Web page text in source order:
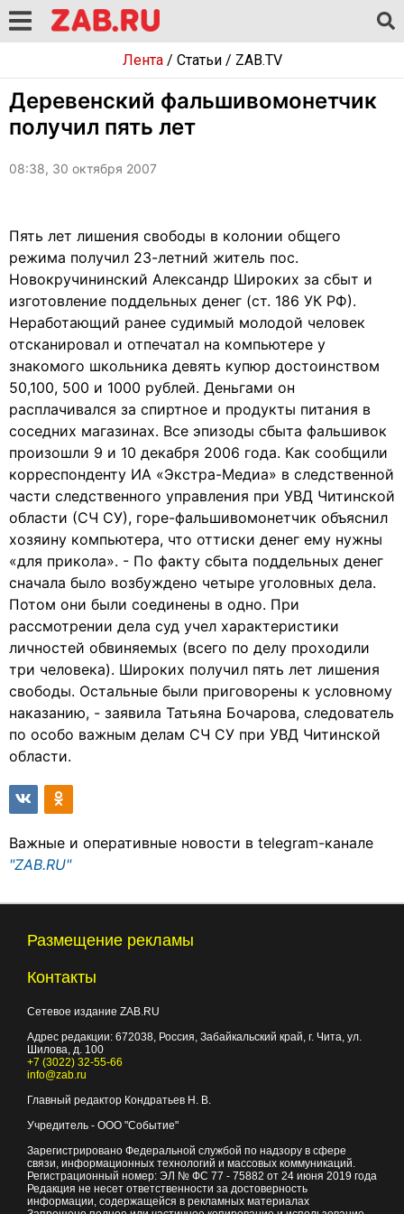
Лента/ Статьи/ ZAB.TV
Деревенский фальшивомонетчик
получил пять лет
08:38, 30 октября 2007
Пять лет лишения свободы в колонии общего
режима получил 23-летний житель пос.
Новокручининский Александр Широких за сбыт и
изготовление поддельных денег (ст. 186 УК РФ).
Неработающий ранее судимый молодой человек
отсканировал и отпечатал на компьютере у
знакомого школьника девять купюр достоинством
50,100, 500 и 1000 рублей. Деньгами он
расплачивался за спиртное и продукты питания в
соседних магазинах. Все эпизоды сбыта фальшивок
произошли 9 и 10 декабря 2006 года. Как сообщили
корреспонденту ИА «Экстра-Медиа» в следственной
части следственного управления при УВД Читинской
области (СЧ СУ), горе-фальшивомонетчик объяснил
хозяину компьютера, что оттиски денег ему нужны
«для прикола». - По факту сбыта поддельных денег
сначала было возбуждено четыре уголовных дела.
Потом они были соединены в одно. При
рассмотрении дела суд учел характеристики
личностей обвиняемых (всего по делу проходили
три человека). Широких получил пять лет лишения
свободы. Остальные были приговорены к условному
наказанию, - заявила Татьяна Бочарова, следователь
по особо важным делам СЧ СУ при УВД Читинской
области.
Важные и оперативные новости в telegram-канале
"ZAB.RU"
Размещение рекламы
Контакты
Сетевое издание ZAB.RU
Адрес редакции: 672038, Россия, Забайкальский край, г. Чита, ул.
Шилова, д. 100
+7 (3022) 32-55-66
info@zab.ru
Главный редактор Кондратьев Н. В.
Учредитель - ООО "Событие"
Зарегистрировано Федеральной службой по надзору в сфере
связи, информационных технологий и массовых коммуникаций.
Регистрационный номер: ЭЛ № ФС 77 - 75882 от 24 июня 2019 года
Редакция не несет ответственности за достоверность
информации, содержащейся в рекламных материалах